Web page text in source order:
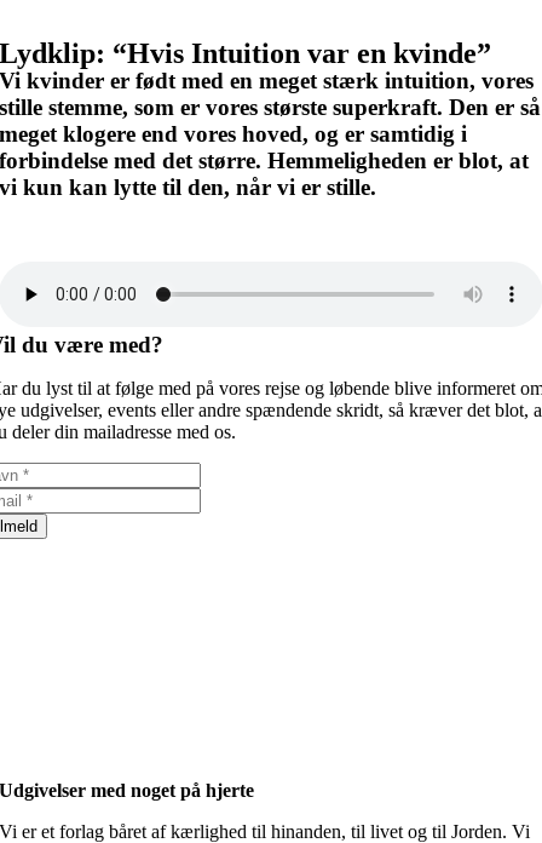
Lydklip: “Hvis Intuition var en kvinde”
Vi kvinder er født med en meget stærk intuition, vores
stille stemme, som er vores største superkraft. Den er så
meget klogere end vores hoved, og er samtidig i
forbindelse med det større. Hemmeligheden er blot, at
vi kun kan lytte til den, når vi er stille.
du være med?
du lyst til at følge med på vores rejse og løbende blive informeret
udgivelser, events eller andre spændende skridt, så kræver det blot,
deler din mailadresse med os.
Udgivelser med noget på hjerte
Vi er et forlag båret af kærlighed til hinanden, til livet og til Jorden. Vi